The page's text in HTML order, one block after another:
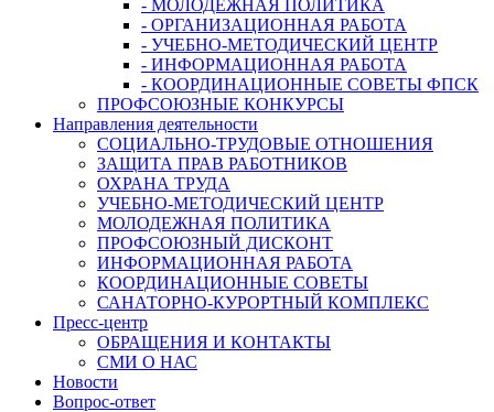
- МОЛОДЁЖНАЯ ПОЛИТИКА
- ОРГАНИЗАЦИОННАЯ РАБОТА
- УЧЕБНО-МЕТОДИЧЕСКИЙ ЦЕНТР
- ИНФОРМАЦИОННАЯ РАБОТА
- КООРДИНАЦИОННЫЕ СОВЕТЫ ФПСК
ПРОФСОЮЗНЫЕ КОНКУРСЫ
Направления деятельности
СОЦИАЛЬНО-ТРУДОВЫЕ ОТНОШЕНИЯ
ЗАЩИТА ПРАВ РАБОТНИКОВ
ОХРАНА ТРУДА
УЧЕБНО-МЕТОДИЧЕСКИЙ ЦЕНТР
МОЛОДЕЖНАЯ ПОЛИТИКА
ПРОФСОЮЗНЫЙ ДИСКОНТ
ИНФОРМАЦИОННАЯ РАБОТА
КООРДИНАЦИОННЫЕ СОВЕТЫ
САНАТОРНО-КУРОРТНЫЙ КОМПЛЕКС
Пресс-центр
ОБРАЩЕНИЯ И КОНТАКТЫ
СМИ О НАС
Новости
Вопрос-ответ